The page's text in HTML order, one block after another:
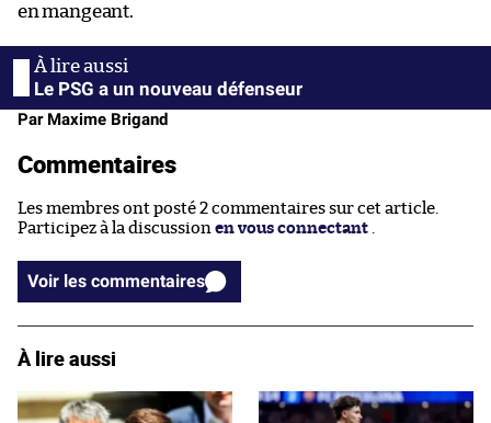
en mangeant.
Le PSG a un nouveau défenseur
Par Maxime Brigand
Commentaires
Les membres ont posté 2 commentaires sur cet article.
Participez à la discussion en vous connectant
Voir les commentaires
À lire aussi